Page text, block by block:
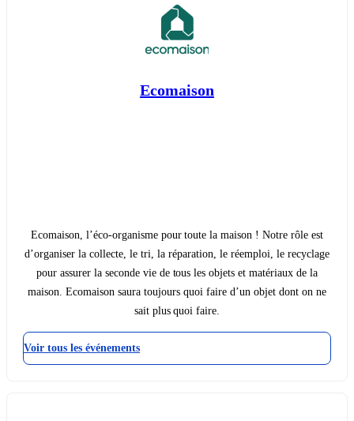
Ecomaison
Ecomaison, l’éco-organisme pour toute la maison ! Notre rôle est
d’organiser la collecte, le tri, la réparation, le réemploi, le recyclage
pour assurer la seconde vie de tous les objets et matériaux de la
maison. Ecomaison saura toujours quoi faire d’un objet dont on ne
sait plus quoi faire.
Voir tous les événements